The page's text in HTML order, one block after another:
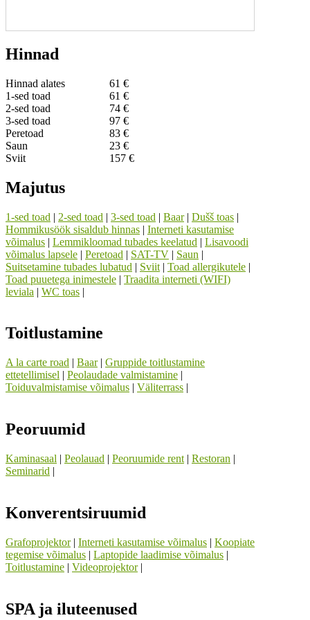
Hinnad
Hinnad alates
61 €
1-sed toad
61 €
2-sed toad
74 €
3-sed toad
97 €
Peretoad
83 €
Saun
23 €
Sviit
157 €
Majutus
1-sed toad | 2-sed toad | 3-sed toad | Baar| Dušš toas |
Hommikusöök sisaldub hinnas | Interneti kasutamise
võimalus | Lemmikloomad tubades keelatud | Lisavoodi
võimalus lapsele | Peretoad | SAT-TV | Saun |
Suitsetamine tubades lubatud | Sviit | Toad allergikutele |
Toad puuetega inimestele | Traadita interneti (WIFI)
leviala | WC toas |
Toitlustamine
A la carte road | Baar| Gruppide toitlustamine
ettetellimisel | Peolaudade valmistamine |
Toiduvalmistamise võimalus | Väliterrass |
Peoruumid
Kaminasaal | Peolauad | Peoruumide rent | Restoran |
Seminarid |
Konverentsiruumid
Grafoprojektor| Interneti kasutamise võimalus | Koopiate
tegemise võimalus | Laptopide laadimise võimalus |
Toitlustamine | Videoprojektor|
SPA ja iluteenused